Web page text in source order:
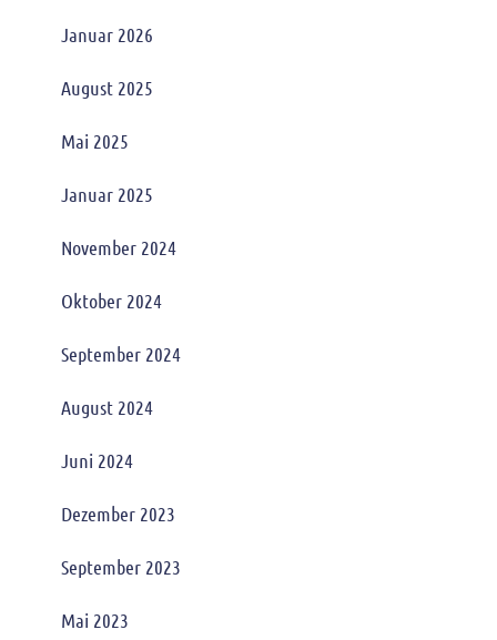
Januar 2026
August 2025
Mai 2025
Januar 2025
November 2024
Oktober 2024
September 2024
August 2024
Juni 2024
Dezember 2023
September 2023
Mai 2023